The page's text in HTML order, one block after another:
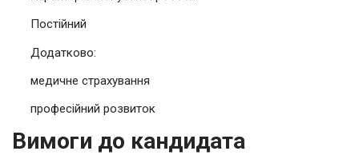
Постійний
Додатково:
медичне страхування
професійний розвиток
Вимоги до кандидата